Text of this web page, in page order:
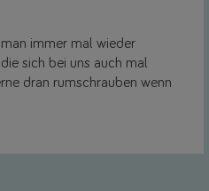
immer mal wieder
sich bei uns auch mal
dran rumschrauben wenn